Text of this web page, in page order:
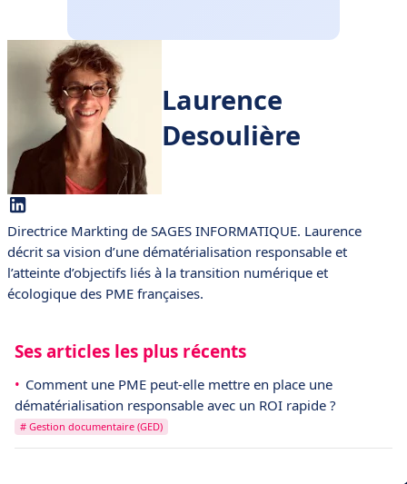
Laurence
Desoulière
Directrice Markting de SAGES INFORMATIQUE. Laurence
décrit sa vision d’une dématérialisation responsable et
l’atteinte d’objectifs liés à la transition numérique et
écologique des PME françaises.
Ses articles les plus récents
Comment une PME peut-elle mettre en place une
dématérialisation responsable avec un ROI rapide ?
# Gestion documentaire (GED)